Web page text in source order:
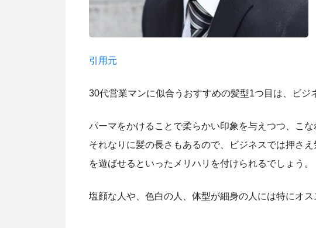
引用元
30代営業マンに似合うおすすめの髪型1つ目は、ビジ
パーマをかけることで柔らかい印象を与えつつ、こな
それなりに髪の長さもあるので、ビジネスでは押さ
を遊ばせるといったメリハリを付けられるでしょう。
塩顔な人や、色白の人、体型が細身の人には特にオス